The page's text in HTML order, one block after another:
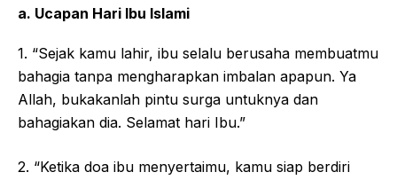
a. Ucapan Hari Ibu Islami
1. “Sejak kamu lahir, ibu selalu berusaha membuatmu
bahagia tanpa mengharapkan imbalan apapun. Ya
Allah, bukakanlah pintu surga untuknya dan
bahagiakan dia. Selamat hari Ibu.”
2. “Ketika doa ibu menyertaimu, kamu siap berdiri